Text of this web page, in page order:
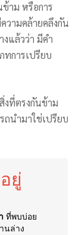
ข้าม หรือการ
วามคล้ายคลึงกัน
งแล้วว่า มีคำ
ทการเปรียบ
งที่ตรงกันข้าม
ถนำมาใช่เปรียบ
ยู่
ที่พบบ่อย
นล่าง